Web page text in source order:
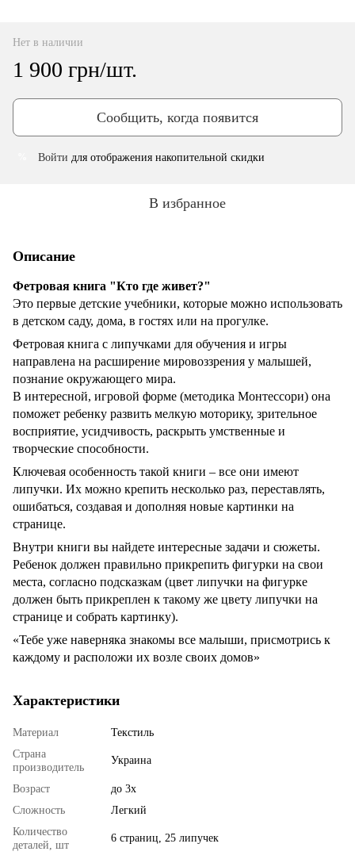
Нет в наличии
1 900 грн/шт.
Сообщить, когда появится
Войти для отображения накопительной скидки
В избранное
Описание
Фетровая книга "Кто где живет?"
Это первые детские учебники, которые можно использовать
в детском саду, дома, в гостях или на прогулке.
Фетровая книга с липучками для обучения и игры
направлена ​​на расширение мировоззрения у малышей,
познание окружающего мира.
В интересной, игровой форме (методика Монтессори) она
поможет ребенку развить мелкую моторику, зрительное
восприятие, усидчивость, раскрыть умственные и
творческие способности.
Ключевая особенность такой книги – все они имеют
липучки. Их можно крепить несколько раз, переставлять,
ошибаться, создавая и дополняя новые картинки на
странице.
Внутри книги вы найдете интересные задачи и сюжеты.
Ребенок должен правильно прикрепить фигурки на свои
места, согласно подсказкам (цвет липучки на фигурке
должен быть прикреплен к такому же цвету липучки на
странице и собрать картинку).
«Тебе уже наверняка знакомы все малыши, присмотрись к
каждому и расположи их возле своих домов»
Характеристики
Материал
Текстиль
Страна
производитель
Украина
Возраст
до 3х
Сложность
Легкий
Количество
деталей, шт
6 страниц, 25 липучек